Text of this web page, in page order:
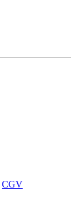
CGV